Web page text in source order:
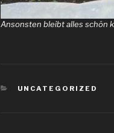
Ansonsten bleibt alles schön
KATEGORIEN
UNCATEGORIZED